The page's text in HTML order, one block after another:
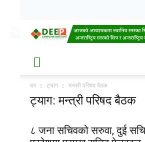
बिहि, साउन २१, २०८३
घर ट्याग मन्त्री परिषद बैठक
ट्याग: मन्त्री परिषद बैठक
८ जना सचिवको सरुवा, दुई